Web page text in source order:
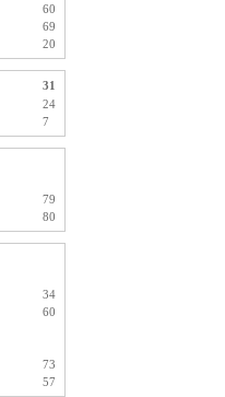
60
69
20
31
24
7
79
80
34
60
73
57